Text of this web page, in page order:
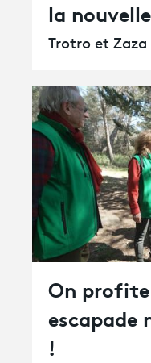
la
Trotro et Zaza
On
escapade
!